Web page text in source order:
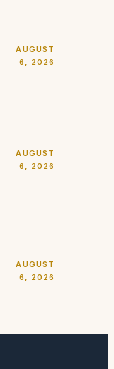
AUGUST
6, 2026
AUGUST
6, 2026
AUGUST
6, 2026